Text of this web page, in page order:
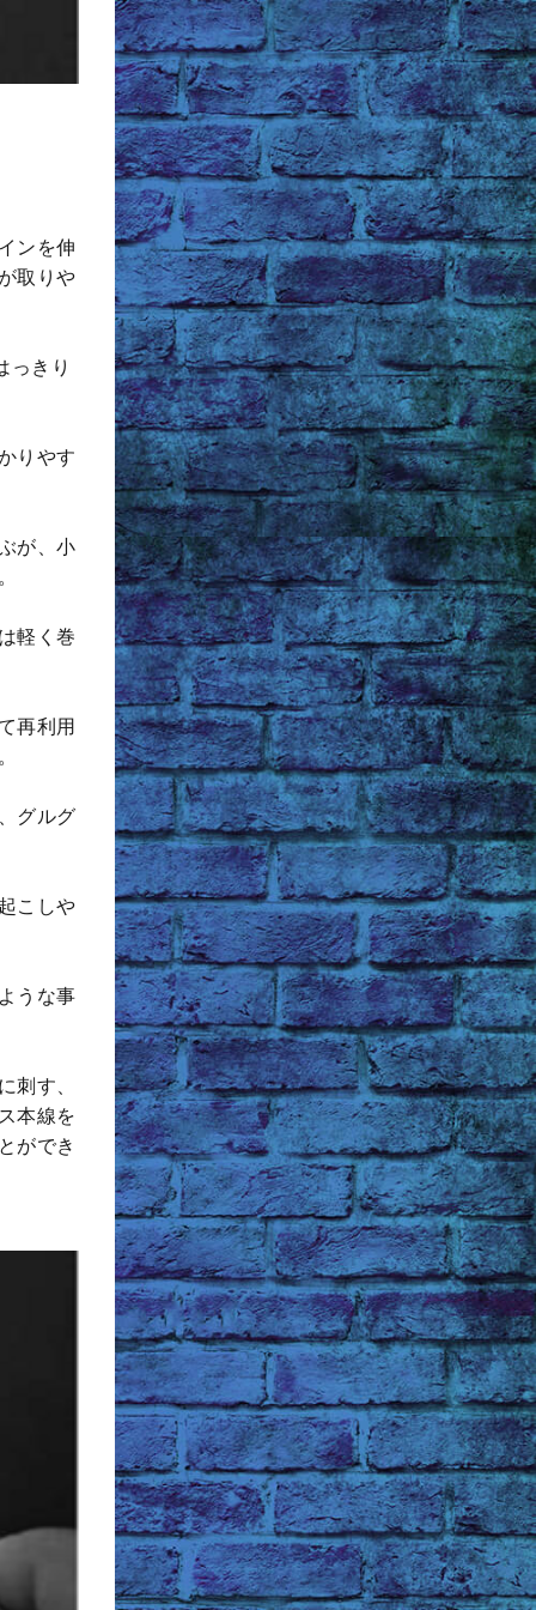
ンを伸
取りや
っきり
りやす
が、小
軽く巻
再利用
グルグ
こしや
うな事
刺す、
本線を
ができ